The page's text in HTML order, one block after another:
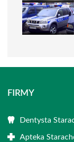
FIRMY
Dentysta
Apteka